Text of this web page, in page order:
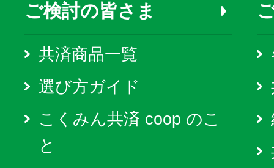
ご検討の皆さま
共済商品一覧
選び方ガイド
こくみん共済 coop のこ
と